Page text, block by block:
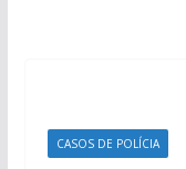
CASOS DE POLÍCIA